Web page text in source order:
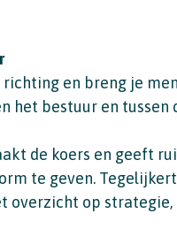
en breng je
het bestuur en tussen
de koers en geeft
te geven.
overzicht op